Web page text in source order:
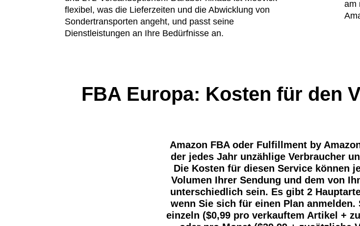
flexibel, was die Lieferzeiten und die Abwicklung von
Sondertransporten angeht, und passt seine
Dienstleistungen an Ihre Bedürfnisse an.
am
FBA Europa: Kosten für den
Amazon FBA oder Fulfillment by
der jedes Jahr unzählige Verbraucher
Die Kosten für diesen Service können
Volumen Ihrer Sendung und dem von
unterschiedlich sein. Es gibt 2
wenn Sie sich für einen Plan anmelden.
einzeln ($0,99 pro verkauftem Artikel +